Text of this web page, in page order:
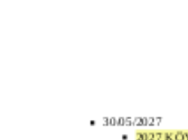
30/05/2027
2027